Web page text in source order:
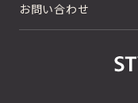
お問い合わせ